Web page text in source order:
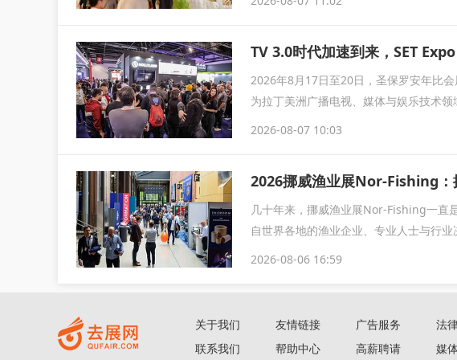
TV 3.0时代加速到来，SET
2026年8月17日至20日，圣保罗安年比
为拉丁美洲广播电视、媒体与娱乐技术
2026-08-07 10:03
2026挪威渔业展Nor-Fishing：
几十年来，挪威渔业展Nor-Fishing一直
自世界各地的渔业企业、专业人士与行
2026-08-06 16:59
关于我们
联系我们
友情链接
帮助中心
广告服务
高薪聘请
法
媒